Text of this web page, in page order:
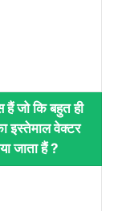
हैं जो कि बहुत ही
इस्तेमाल वेक्टर
जाता हैं ?